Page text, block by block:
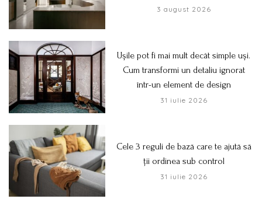
3 august 2026
Ușile pot fi mai mult decât simple uși.
Cum transformi un detaliu ignorat
într-un element de design
31 iulie 2026
Cele 3 reguli de bază care te ajută să
ții ordinea sub control
31 iulie 2026